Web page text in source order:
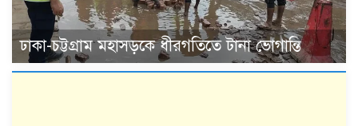
ঢাকা-চট্টগ্রাম মহাসড়কে ধীরগতিতে টানা ভোগান্তি